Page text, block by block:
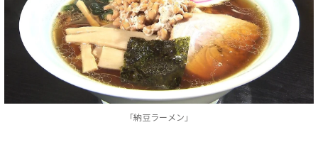
「納豆ラーメン」